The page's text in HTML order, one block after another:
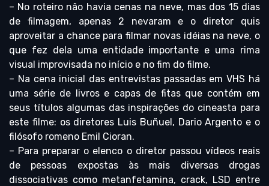
– No roteiro não havia cenas na neve, mas dos 15 dias
de filmagem, apenas 2 nevaram e o diretor quis
aproveitar a chance para filmar novas idéias na neve, o
que fez dela uma entidade importante e uma rima
visual improvisada no início e no fim do filme.
– Na cena inicial das entrevistas passadas em VHS há
uma série de livros e capas de fitas que contém em
seus títulos algumas das inspirações do cineasta para
este filme: os diretores Luis Buñuel, Dario Argento e o
filósofo romeno Emil Cioran.
– Para preparar o elenco o diretor passou vídeos reais
de pessoas expostas às mais diversas drogas
dissociativas como metanfetamina, crack, LSD entre